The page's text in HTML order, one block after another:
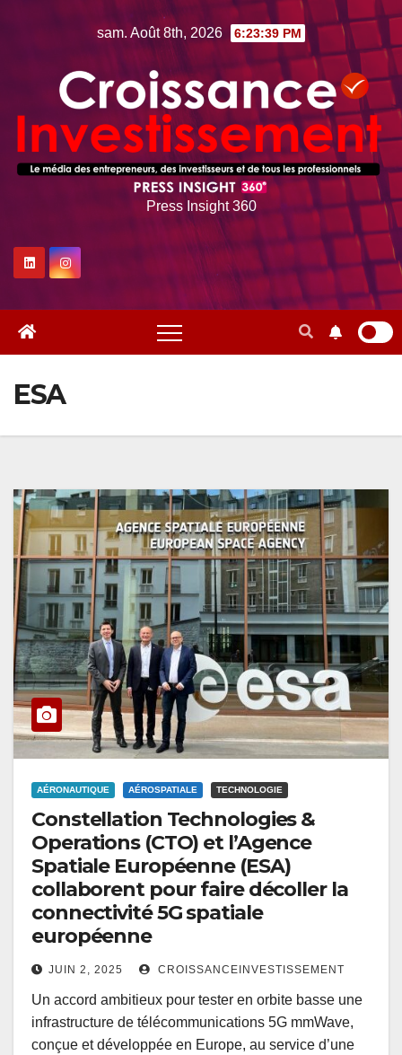
sam. Août 8th, 2026 6:23:40 PM
Press Insight 360
ESA
AÉRONAUTIQUE AÉROSPATIALE TECHNOLOGIE
Constellation Technologies &
Operations (CTO) et l’Agence
Spatiale Européenne (ESA)
collaborent pour faire décoller la
connectivité 5G spatiale
européenne
JUIN 2, 2025 CROISSANCEINVESTISSEMENT
Un accord ambitieux pour tester en orbite basse une
infrastructure de télécommunications 5G mmWave,
conçue et développée en Europe, au service d’une